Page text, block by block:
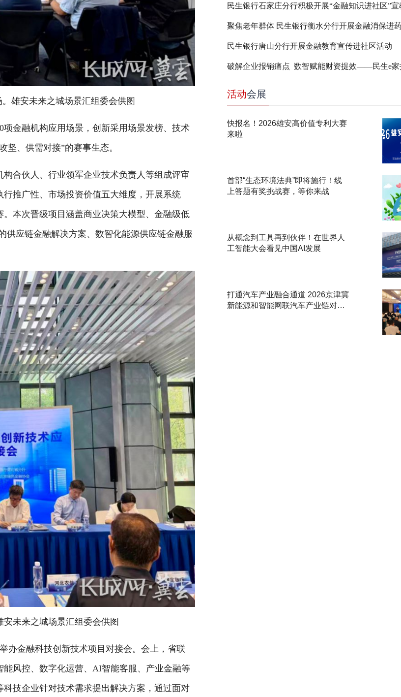
雄安未来之城场景汇组委会供图
金融机构应用场景，创新采用场景发榜、技术
坚、供需对接”的赛事生态。
合伙人、行业领军企业技术负责人等组成评审
推广性、市场投资价值五大维度，开展系统
本次晋级项目涵盖商业决策大模型、金融级低
供应链金融解决方案、数智化能源供应链金融服
未来之城场景汇组委会供图
金融科技创新技术项目对接会。会上，省联
风控、数字化运营、AI智能客服、产业金融等
技企业针对技术需求提出解决方案，通过面对
民生银行石家庄分行积极开展“金融知识进社区”宣
聚焦老年群体 民生银行衡水分行开展金融消保进
民生银行唐山分行开展金融教育宣传进社区活动
活动会展
快报名！2026雄安高价值专利大赛
来啦
首部“生态环境法典”即将施行！线
上答题有奖挑战赛，等你来战
从概念到工具再到伙伴！在世界人
工智能大会看见中国AI发展
打通汽车产业融合通道 2026京津冀
新能源和智能网联汽车产业链对接